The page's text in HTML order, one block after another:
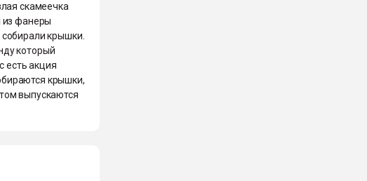
скамеечка
из фанеры
крышки.
который
есть акция
крышки,
выпускаются